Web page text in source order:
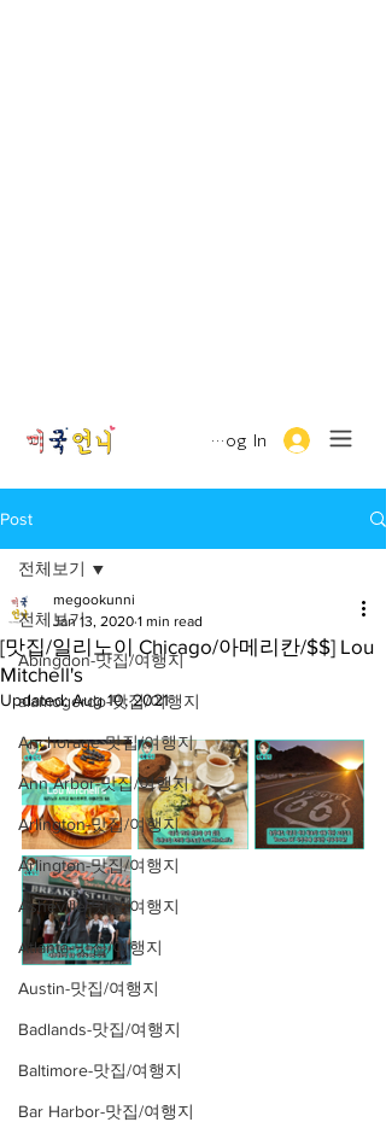
Log In
Post
전체보기
Abingdon-맛집/여행지
alamogordo-맛집/여행지
Anchorage-맛집/여행지
Ann Arbor-맛집/여행지
Arlington-맛집/여행지
Arlington-맛집/여행지
Asheville-맛집/여행지
Atlanta-맛집/여행지
Austin-맛집/여행지
Badlands-맛집/여행지
Baltimore-맛집/여행지
Bar Harbor-맛집/여행지
전체보기
[맛집/일리노이 Chicago/아메리칸/$$] Lou
Mitchell's
megookunni
Jan 13, 2020 1 min read
Updated:Aug 10, 2021